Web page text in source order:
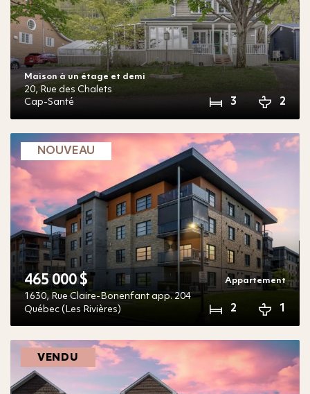
Maison à un étage et demi
20, Rue des Chalets
Cap-Santé
3 2
NOUVEAU
465 000 $ Appartement
1630, Rue Claire-Bonenfant app. 204
Québec (Les Rivières)
2 1
VENDU